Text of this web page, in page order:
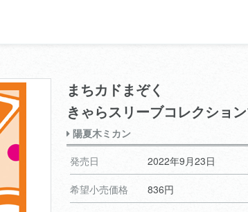
まちカドまぞく
きゃらスリーブコレクショ
陽夏木ミカン
発売日
2022年9月23日
希望小売価格 836円